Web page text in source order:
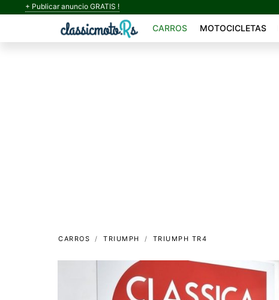
+ Publicar anuncio GRATIS !
CARROS MOTOCICLETAS
CARROS TRIUMPH TRIUMPH TR4